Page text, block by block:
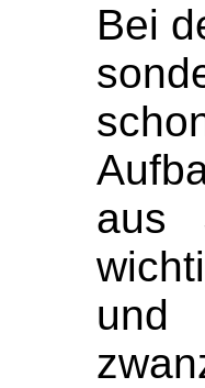
Bei
aus
und